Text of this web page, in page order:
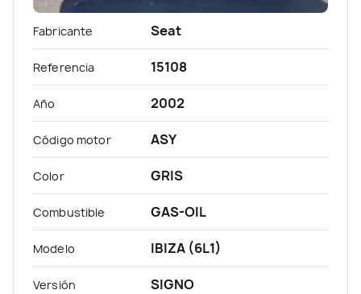
Fabricante Seat
Referencia 15108
Año 2002
Código motor ASY
Color GRIS
Combustible GAS-OIL
Modelo IBIZA (6L1)
Versión SIGNO